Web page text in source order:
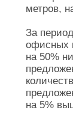
метров,
За
офисных
на 50%
на 5%